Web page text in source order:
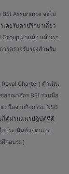
Assurance จะไม่
คยรับคำปรึกษาเกี่ยว
มาแล้ว แล้วเรา
รตรวจรับรองสำหรับ
Charter) ดำเนิน
อาณาจักร BSI ร่วมมือ
หนือจากกิจกรรม NSB
ได้ผ่านแนวปฏิบัติที่ดี
ประเมินด้วยตนเอง
กอบรม)